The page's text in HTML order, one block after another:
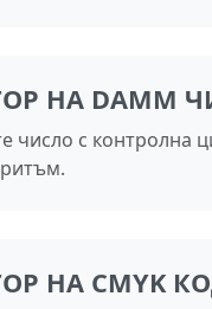
НА DAMM
число с контролна
НА CMYK